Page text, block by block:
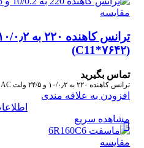
مقایسه
(۷۶۴۲*C11)
تماس بگیرید
ترانس کاهنده ۲۲۰ به ۱۰/۰٫۲ و ۲۴/۵ ولت AC مدل (۷۶۴۲*C11)
افزودن به علاقه مندی
مشاهده سریع
مقایسه